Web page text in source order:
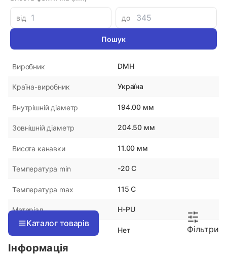
Каталог товарів
Фільтри
від до
Меню
Кабінет
Параметри
204,519411DS117H-PU
Виробник DMH
Країна-виробник Україна
Внутрішній діаметр 194.00 мм
Зовнішній діаметр 204.50 мм
Висота канавки 11.00 мм
Температура min -20 С
Температура max 115 С
Матеріал H-PU
Нет
Інформація